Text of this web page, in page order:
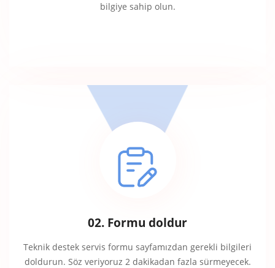
bilgiye sahip olun.
02. Formu doldur
Teknik destek servis formu sayfamızdan gerekli bilgileri
doldurun. Söz veriyoruz 2 dakikadan fazla sürmeyecek.